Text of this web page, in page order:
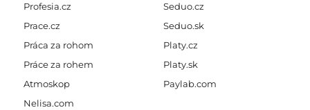
Profesia.cz
Prace.cz
Práca za rohom
Práce za rohem
Atmoskop
Nelisa.com
Seduo.cz
Seduo.sk
Platy.cz
Platy.sk
Paylab.com